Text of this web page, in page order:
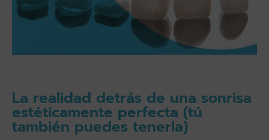
La realidad detrás de una sonrisa
estéticamente perfecta (tú
también puedes tenerla)